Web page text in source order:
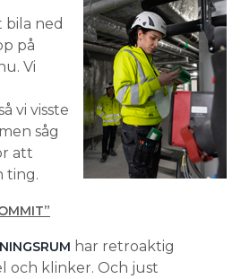
bila ned
på
Vi
vi visste
såg
att
ting.
har retroaktig
och klinker. Och just